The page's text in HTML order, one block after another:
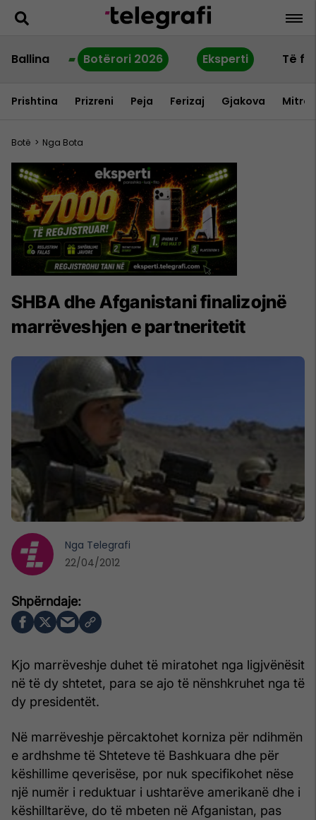
Ballina Botërori 2026 Eksperti Të
Prishtina Prizreni Peja Ferizaj Gjakova
Botë > Nga Bota
SHBA dhe Afganistani finalizojnë
marrëveshjen e partneritetit
Kjo marrëveshje duhet të miratohet nga ligjvënësit
në të dy shtetet, para se ajo të nënshkruhet nga të
dy presidentët.
Në marrëveshje përcaktohet korniza për ndihmën
e ardhshme të Shteteve të Bashkuara dhe për
këshillime qeverisëse, por nuk specifikohet nëse
një numër i reduktuar i ushtarëve amerikanë dhe i
këshilltarëve, do të mbeten në Afganistan, pas
Nga Telegrafi
22/04/2012